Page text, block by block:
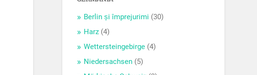
Berlin și împrejurimi (30)
Harz (4)
Wettersteingebirge (4)
Niedersachsen (5)